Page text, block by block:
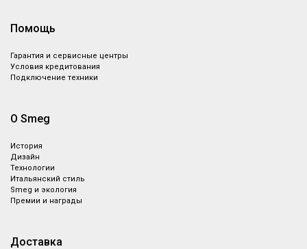
Помощь
Гарантия и сервисные центры
Условия кредитования
Подключение техники
О Smeg
История
Дизайн
Технологии
Итальянский стиль
Smeg и экология
Премии и награды
Доставка